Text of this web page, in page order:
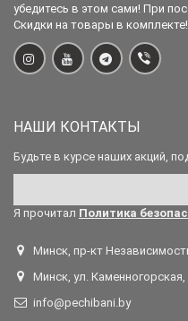
убедитесь в этом сами! При
Скидки на товары в комплекте!
НАШИ КОНТАКТЫ
Будьте в курсе наших акций,
Я прочитал Политика
Минск, пр-кт
Минск, ул. Каменногорская,
info@pechibani.by